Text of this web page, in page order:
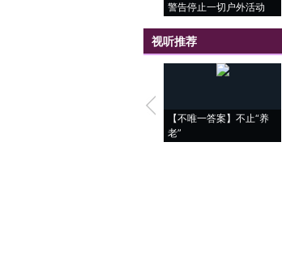
警告停止一切户外活动
视听推荐
【不唯一答案】不止“养
老”